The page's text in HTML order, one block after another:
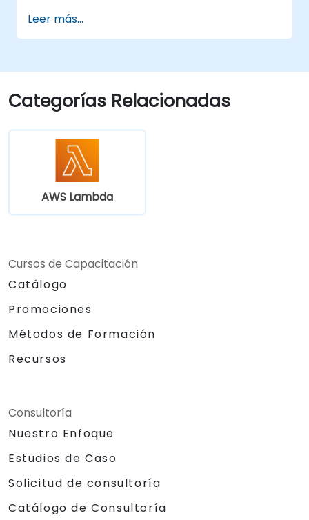
monitoreo e implementación utilizando
AWS Cloud9.
EC2 y S3 en los flujos de trabajo de
DevOps.
Utilizar sistemas de control de versiones
Cloud9.
Leer más...
Categorías Relacionadas
AWS Lambda
Cursos de Capacitación
Catálogo
Promociones
Métodos de Formación
Recursos
Consultoría
Nuestro Enfoque
Estudios de Caso
Solicitud de consultoría
Catálogo de Consultoría